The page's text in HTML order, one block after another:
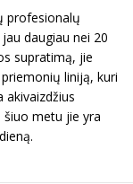
profesionalų
daugiau nei 20
supratimą, jie
liniją, kuri
akivaizdžius
metu jie yra